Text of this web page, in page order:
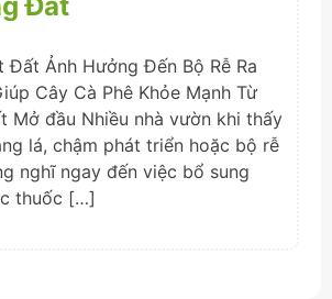
Đất Ảnh Hưởng Đến Bộ Rễ Ra
Cây Cà Phê Khỏe Mạnh Từ
Mở đầu Nhiều nhà vườn khi thấy
lá, chậm phát triển hoặc bộ rễ
nghĩ ngay đến việc bổ sung
thuốc […]